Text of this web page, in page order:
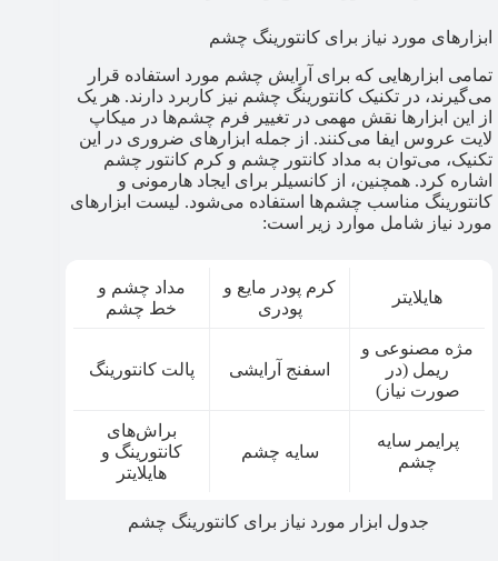
ابزارهای مورد نیاز برای کانتورینگ چشم
تمامی ابزارهایی که برای آرایش چشم مورد استفاده قرار
می‌گیرند، در تکنیک کانتورینگ چشم نیز کاربرد دارند. هر یک
از این ابزارها نقش مهمی در تغییر فرم چشم‌ها در میکاپ
لایت عروس ایفا می‌کنند. از جمله ابزارهای ضروری در این
تکنیک، می‌توان به مداد کانتور چشم و کرم کانتور چشم
اشاره کرد. همچنین، از کانسیلر برای ایجاد هارمونی و
کانتورینگ مناسب چشم‌ها استفاده می‌شود. لیست ابزارهای
مورد نیاز شامل موارد زیر است:
هایلایتر
کرم پودر مایع و
پودری
مداد چشم و
خط چشم
مژه مصنوعی و
ریمل (در
صورت نیاز)
اسفنج آرایشی پالت کانتورینگ
پرایمر سایه
چشم
سایه چشم
براش‌های
کانتورینگ و
هایلایتر
جدول ابزار مورد نیاز برای کانتورینگ چشم